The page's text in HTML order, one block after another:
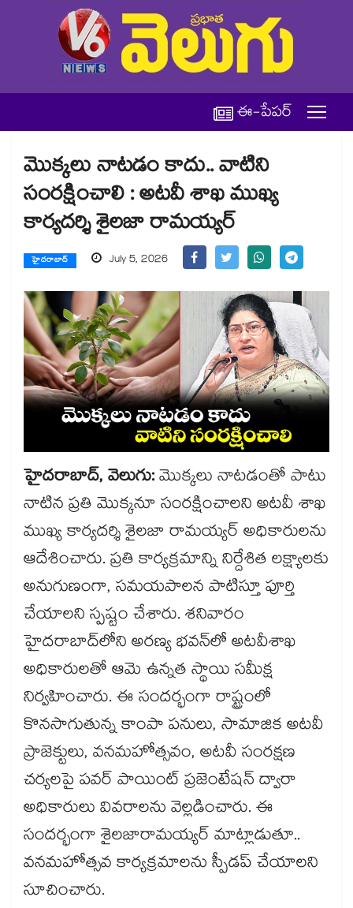
ఈ-పేపర్
మొక్కలు నాటడం కాదు.. వాటిని
సంరక్షించాలి : అటవీ శాఖ ముఖ్య
కార్యదర్శి శైలజా రామయ్యర్
హైదరాబాద్ July 5, 2026
హైదరాబాద్, వెలుగు:మొక్కలు నాటడంతో పాటు
నాటిన ప్రతి మొక్కనూ సంరక్షించాలని అటవీ శాఖ
ముఖ్య కార్యదర్శి శైలజా రామయ్యర్ అధికారులను
ఆదేశించారు. ప్రతి కార్యక్రమాన్ని నిర్దేశిత లక్ష్యాలకు
అనుగుణంగా, సమయపాలన పాటిస్తూ పూర్తి
చేయాలని స్పష్టం చేశారు. శనివారం
హైదరాబాద్‌‌‌‌లోని అరణ్య భవన్‌‌‌‌లో అటవీశాఖ
అధికారులతో ఆమె ఉన్నత స్థాయి సమీక్ష
నిర్వహించారు. ఈ సందర్భంగా రాష్ట్రంలో
కొనసాగుతున్న కాంపా పనులు, సామాజిక అటవీ
ప్రాజెక్టులు, వనమహోత్సవం, అటవీ సంరక్షణ
చర్యలపై పవర్ పాయింట్ ప్రజెంటేషన్ ద్వారా
అధికారులు వివరాలను వెల్లడించారు. ఈ
సందర్భంగా శైలజారామయ్యర్ మాట్లాడుతూ..
వనమహోత్సవ కార్యక్రమాలను స్పీడప్ చేయాలని
సూచించారు.